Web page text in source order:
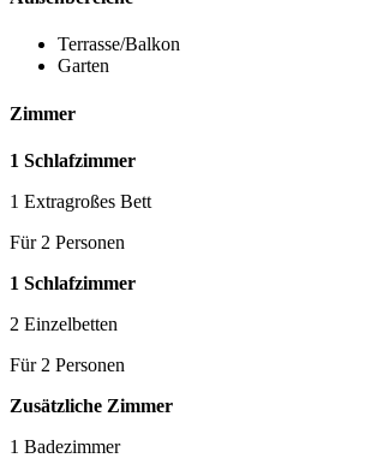
Terrasse/Balkon
Garten
Zimmer
1 Schlafzimmer
1 Extragroßes Bett
Für 2 Personen
1 Schlafzimmer
2 Einzelbetten
Für 2 Personen
Zusätzliche Zimmer
1 Badezimmer